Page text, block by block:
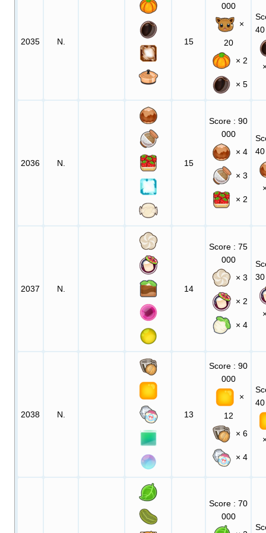
2035 N. 15
000
×
20
× 2
× 5
2036 N. 15
Score : 90
000
× 4
× 3
× 2
2037 N. 14
Score : 75
000
× 3
× 2
× 4
2038 N. 13
Score : 90
000
×
12
× 6
× 4
Score : 70
000